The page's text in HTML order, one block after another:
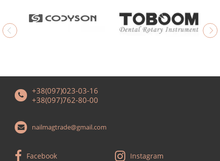
+38(097)023-03-16
+38(097)762-80-00
nailmagtrade@gmail.com
Facebook Instagram